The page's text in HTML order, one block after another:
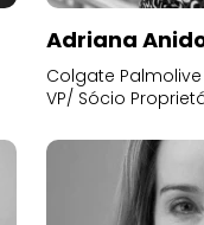
Adriana
Colgate
VP/ Sócio